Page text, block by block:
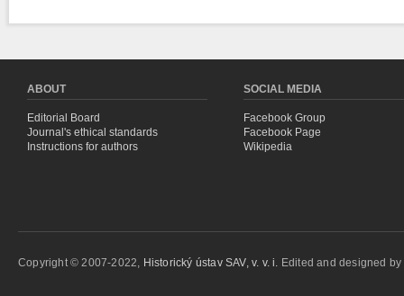
ABOUT
Editorial Board
Journal's ethical standards
Instructions for authors
SOCIAL MEDIA
Facebook Group
Facebook Page
Wikipedia
Copyright © 2007-2022, Historický ústav SAV, v. v. i. Edited and designed by